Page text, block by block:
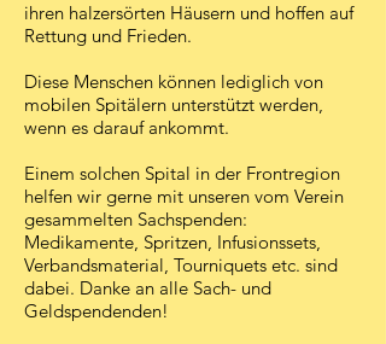
ihren halzersörten Häusern und hoffen auf
Rettung und Frieden.
Diese Menschen können lediglich von
mobilen Spitälern unterstützt werden,
wenn es darauf ankommt.
Einem solchen Spital in der Frontregion
helfen wir gerne mit unseren vom Verein
gesammelten Sachspenden:
Medikamente, Spritzen, Infusionssets,
Verbandsmaterial, Tourniquets etc. sind
dabei. Danke an alle Sach- und
Geldspendenden!